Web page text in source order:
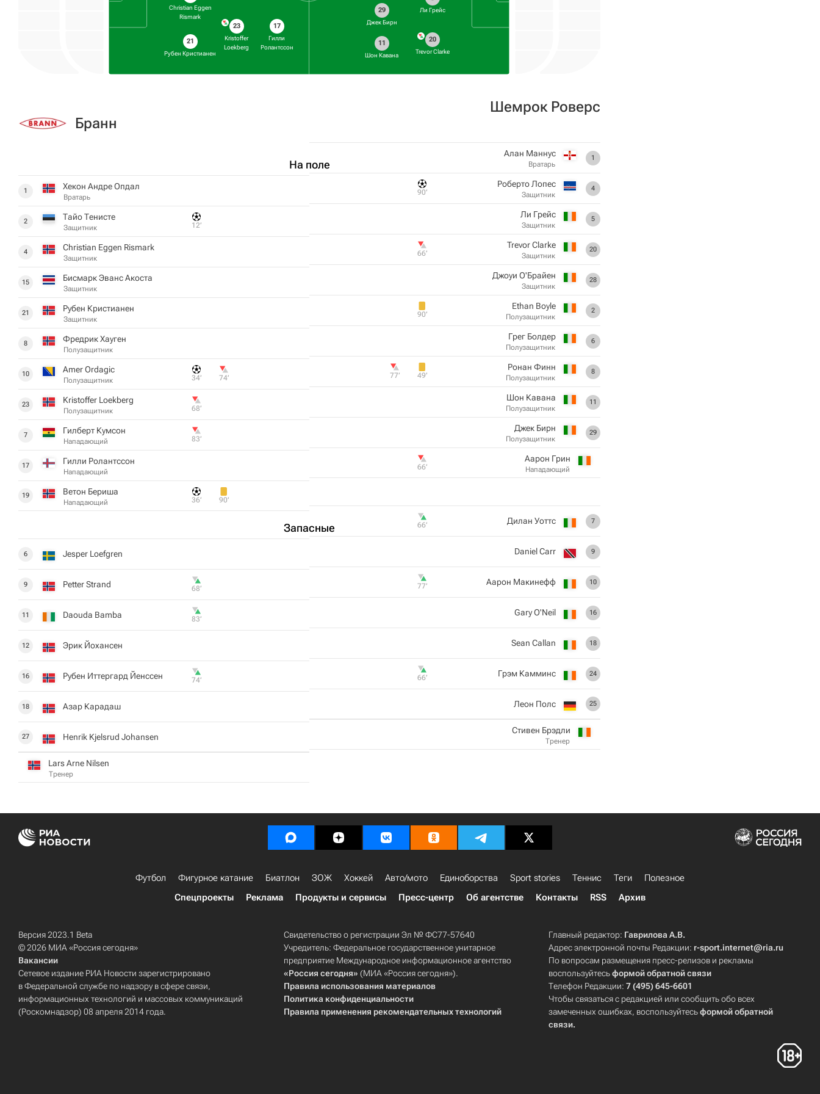
Christian Eggen
Rismark
21
Рубен Кристианен
23
Kristoffer
Loekberg
17
Гилли
Ролантссон
Ли Грейс
20
Trevor Clarke
29
Джек Бирн
11
Шон Кавана
Бранн
На поле
1 Хекон Андре Опдал
Вратарь
2 Тайо Тенисте
Защитник 12‎’‎
4 Christian Eggen Rismark
Защитник
15 Бисмарк Эванс Акоста
Защитник
21 Рубен Кристианен
Защитник
8 Фредрик Хауген
Полузащитник
10 Amer Ordagic
Полузащитник 34‎’‎ 74‎’‎
23 Kristoffer Loekberg
Полузащитник 68‎’‎
7 Гилберт Кумсон
Нападающий 83‎’‎
17 Гилли Ролантссон
Нападающий
19 Ветон Бериша
Нападающий 36‎’‎ 90‎’‎
Запасные
6 Jesper Loefgren
9 Petter Strand 68‎’‎
11 Daouda Bamba 83‎’‎
12 Эрик Йохансен
16 Рубен Иттергард Йенссен 74‎’‎
18 Азар Карадаш
27 Henrik Kjelsrud Johansen
Lars Arne Nilsen
Тренер
Шемрок Роверс
1
Алан Маннус
Вратарь
4
Роберто Лопес
Защитник
90‎’‎
5
Ли Грейс
Защитник
20
Trevor Clarke
Защитник
66‎’‎
28
Джоуи О'Брайен
Защитник
2
Ethan Boyle
Полузащитник
90‎’‎
6
Грег Болдер
Полузащитник
8
Ронан Финн
Полузащитник
49‎’‎
77‎’‎
11
Шон Кавана
Полузащитник
29
Джек Бирн
Полузащитник
Аарон Грин
Нападающий
66‎’‎
7
Дилан Уоттс
66‎’‎
9
Daniel Carr
10
Аарон Макинефф
77‎’‎
16
Gary O'Neil
18
Sean Callan
24
Грэм Камминс
66‎’‎
25
Леон Полс
Стивен Брэдли
Тренер
Футбол Фигурное катание Биатлон ЗОЖ Хоккей Авто/мото Единоборства Sport stories Теннис Теги
Полезное
Спецпроекты
Реклама Продукты и сервисы Пресс-центр Об агентстве Контакты RSS Архив
Версия 2023.1 Beta
© 2026 МИА «Россия сегодня»
Вакансии
Сетевое издание РИА Новости зарегистрировано
в Федеральной службе по надзору в сфере связи,
информационных технологий и массовых коммуникаций
(Роскомнадзор) 08 апреля 2014 года.
Свидетельство о регистрации Эл № ФС77-57640
Учредитель: Федеральное государственное унитарное
предприятие Международное информационное агентство
«Россия сегодня» (МИА «Россия сегодня»).
Правила использования материалов
Политика конфиденциальности
Правила применения рекомендательных технологий
Главный редактор: Гаврилова А.В.
Адрес электронной почты Редакции: r-sport.internet@ria.ru
По вопросам размещения пресс-релизов и рекламы
воспользуйтесьформой обратной связи
Телефон Редакции:7 (495) 645-6601
Чтобы связаться с редакцией или сообщить обо всех
замеченных ошибках, воспользуйтесьформой обратной
связи.